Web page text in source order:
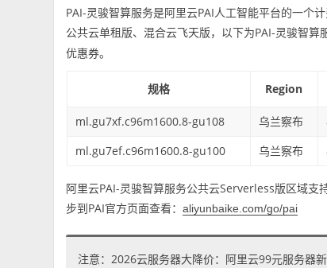
PAI-灵骏智算服务是阿里云PAI人工智能平台的一个
公共云单租版、混合云飞天版，以下为PAI-灵骏智
优惠券。
规格 Region
ml.gu7xf.c96m1600.8-gu108 乌兰察布
ml.gu7ef.c96m1600.8-gu100
乌兰察布
阿里云PAI-灵骏智算服务公共云Serverless版区域支
步到PAI官方页面查看：aliyunbaike.com/go/pai
注意：2026云服务器大降价：阿里云99元服务器